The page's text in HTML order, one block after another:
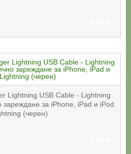
Lightning USB Cable - Lightning
зареждане за iPhone, iPad и iPod
(черен)